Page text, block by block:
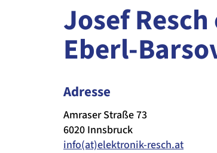
Josef
Eberl-
Adresse
Amraser Straße 73
6020 Innsbruck
info(at)elektronik-resch.at